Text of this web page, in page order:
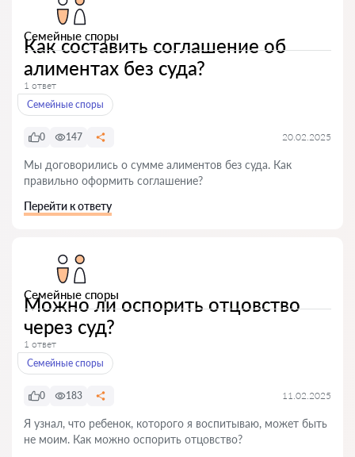
Семейные споры
Как составить соглашение об
алиментах без суда?
1 ответ
Семейные споры
0 147 20.02.2025
Мы договорились о сумме алиментов без суда. Как
правильно оформить соглашение?
Перейти к ответу
Семейные споры
Можно ли оспорить отцовство
через суд?
1 ответ
Семейные споры
0 183 11.02.2025
Я узнал, что ребенок, которого я воспитываю, может быть
не моим. Как можно оспорить отцовство?